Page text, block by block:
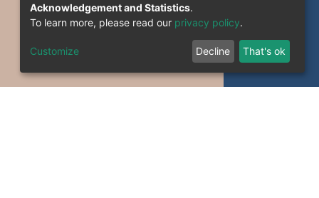
Acknowledgement and Statistics.
To learn more, please read our privacy policy.
Customize Decline That's ok